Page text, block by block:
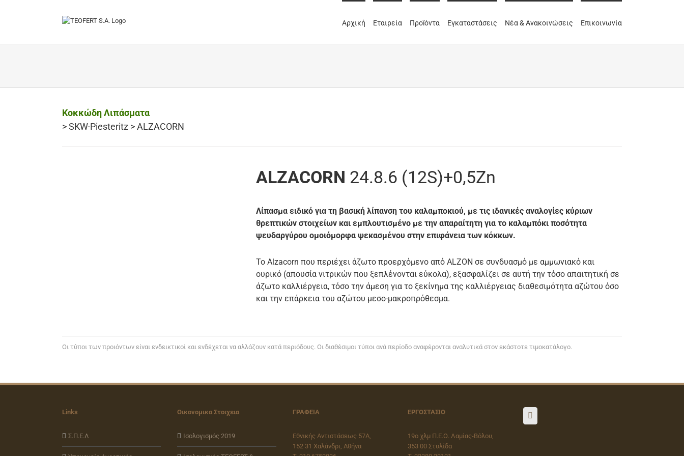
Αρχική Εταιρεία Προïόντα Εγκαταστάσεις Νέα & Ανακοινώσεις Επικοινωνία
Κοκκώδη Λιπάσματα
>SKW-Piesteritz > ALZACORN
ALZACORN 24.8.6 (12S)+0,5Zn
Λίπασμα ειδικό για τη βασική λίπανση του καλαμποκιού, με τις ιδανικές αναλογίες κύριων
θρεπτικών στοιχείων και εμπλουτισμένο με την απαραίτητη για το καλαμπόκι ποσότητα
ψευδαργύρου ομοιόμορφα ψεκασμένου στην επιφάνεια των κόκκων.
Το Alzacorn που περιέχει άζωτο προερχόμενο από ALZON σε συνδυασμό με αμμωνιακό και
ουρικό (απουσία νιτρικών που ξεπλένονται εύκολα), εξασφαλίζει σε αυτή την τόσο απαιτητική σε
άζωτο καλλιέργεια, τόσο την άμεση για το ξεκίνημα της καλλιέργειας διαθεσιμότητα αζώτου όσο
και την επάρκεια του αζώτου μεσο-μακροπρόθεσμα.
Oι τύποι των προιόντων είναι ενδεικτικοί και ενδέχεται να αλλάζουν κατά περιόδους. Οι διαθέσιμοι τύποι ανά περίοδο αναφέρονται αναλυτικά στον εκάστοτε τιμοκατάλογο.
Links
Σ.Π.Ε.Λ
Οικονομικα Στοιχεια
Ισολογισμός 2019
ΓΡΑΦΕΙΑ
Εθνικής Αντιστάσεως 57Α,
152 31 Χαλάνδρι, Αθήνα
ΕΡΓΟΣΤΑΣΙΟ
19o χλμ Π.Ε.Ο. Λαμίας-Βόλου,
353 00 Στυλίδα